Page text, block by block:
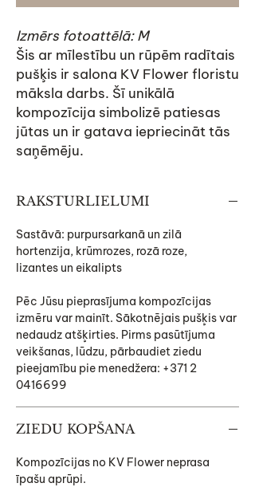
Izmērs fotoattēlā: M
Šis ar mīlestību un rūpēm radītais
pušķis ir salona KV Flower floristu
māksla darbs. Šī unikālā
kompozīcija simbolizē patiesas
jūtas un ir gatava iepriecināt tās
saņēmēju.
RAKSTURLIELUMI
Sastāvā: purpursarkanā un zilā
hortenzija, krūmrozes, rozā roze,
lizantes un eikalipts
Pēc Jūsu pieprasījuma kompozīcijas
izmēru var mainīt. Sākotnējais pušķis var
nedaudz atšķirties. Pirms pasūtījuma
veikšanas, lūdzu, pārbaudiet ziedu
pieejamību pie menedžera: +371 2
0416699
ZIEDU KOPŠANA
Kompozīcijas no KV Flower neprasa
īpašu aprūpi.